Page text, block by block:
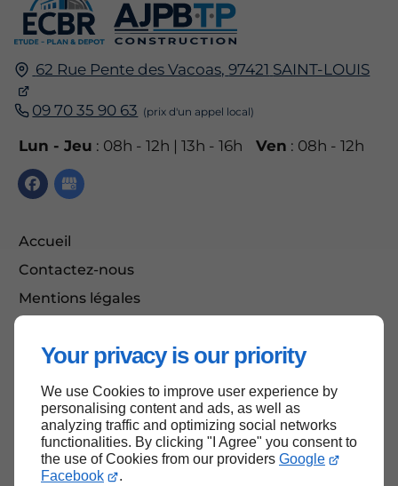
Your privacy is our priority
We use Cookies to improve user experience by
personalising content and ads, as well as
analyzing traffic and optimizing social networks
functionalities. By clicking "I Agree" you consent to
the use of Cookies from our providers Google
Facebook
.
62 Rue Pente des Vacoas, 97421 SAINT-LOUIS
09 70 35 90 63
Lun - Jeu : 08h - 12h | 13h - 16h Ven : 08h - 12h
Accueil
Contactez-nous
Mentions légales
Haut de page